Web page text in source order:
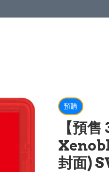
預購
【預
封面)